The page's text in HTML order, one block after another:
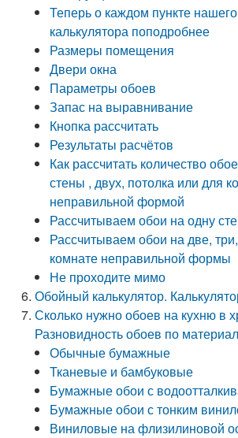
Теперь о каждом пункте
калькулятора поподробнее
Размеры помещения
Двери окна
Параметры обоев
Запас на выравнивание
Кнопка рассчитать
Результаты расчётов
Как рассчитать количество
стены , двух, потолка или для
неправильной формой
Рассчитываем обои на одну
Рассчитываем обои на две,
комнате неправильной формы
Не проходите мимо
Обойный калькулятор.
Сколько нужно обоев на кухню в
Разновидность обоев по
Обычные бумажные
Тканевые и бамбуковые
Бумажные обои с
Бумажные обои с тонким
Виниловые на флизилиновой